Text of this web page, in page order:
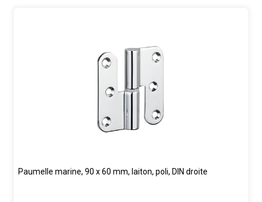
Paumelle marine, 90 x 60 mm, laiton, poli, DIN droite